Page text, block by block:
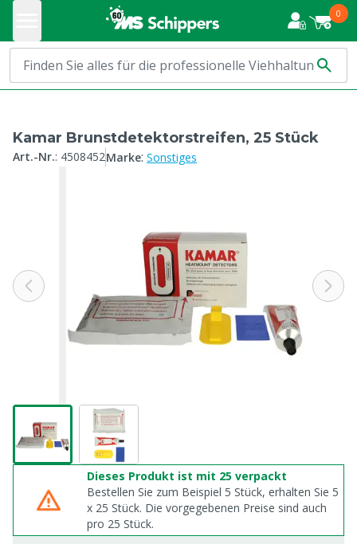
0
Kamar Brunstdetektorstreifen, 25 Stück
Art.-Nr.: 4508452Marke: Sonstiges
Dieses Produkt ist mit 25 verpackt
Bestellen Sie zum Beispiel 5 Stück, erhalten Sie 5
x 25 Stück. Die vorgegebenen Preise sind auch
pro 25 Stück.